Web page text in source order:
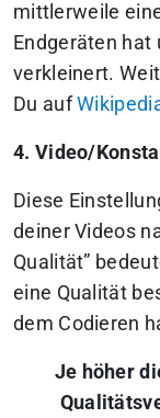
mittlerweile
Endgeräten
verkleinert.
Du auf
4. Video/
Diese
deiner Videos
Qualität”
eine Qualität
dem Codieren
Je höher